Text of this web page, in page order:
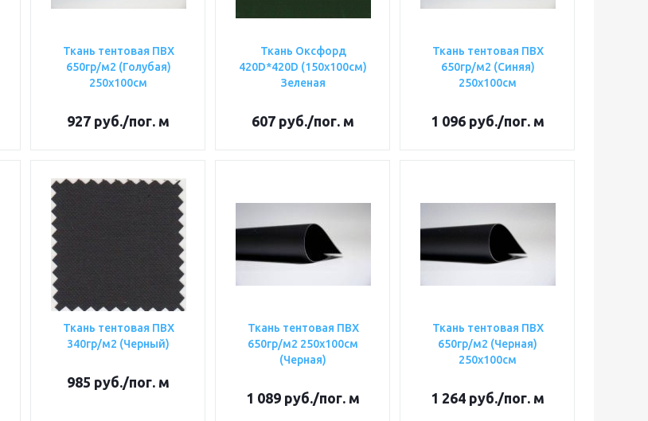
Ткань тентовая ПВХ
650гр/м2 (Голубая)
250х100см
927 руб./пог. м
Ткань Оксфорд
420D*420D (150х100см)
Зеленая
607 руб./пог. м
Ткань тентовая ПВХ
650гр/м2 (Синяя)
250х100см
1 096 руб./пог. м
Ткань тентовая ПВХ
340гр/м2 (Черный)
985 руб./пог. м
Ткань тентовая ПВХ
650гр/м2 250х100см
(Черная)
1 089 руб./пог. м
Ткань тентовая ПВХ
650гр/м2 (Черная)
250х100см
1 264 руб./пог. м